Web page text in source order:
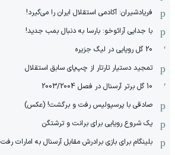
فریادشیران: آکادمی استقلال ایران را می‌گیرد!
با جدایی آرائوخو: بارسا به دنبال بمب جدید!
20 گل رویایی در لیگ جزیره
تمجید دستیار تارتار از چپ‌پای سابق استقلال
10 گل برتر آرسنال در فصل 2003/2004
صادقی با پرسپولیس رفت و برگشت! (عکس)
یک شروع رویایی برای برانت و ترشتگن
بلینگام برای بازی برادرش مقابل آرسنال به امارات رفت